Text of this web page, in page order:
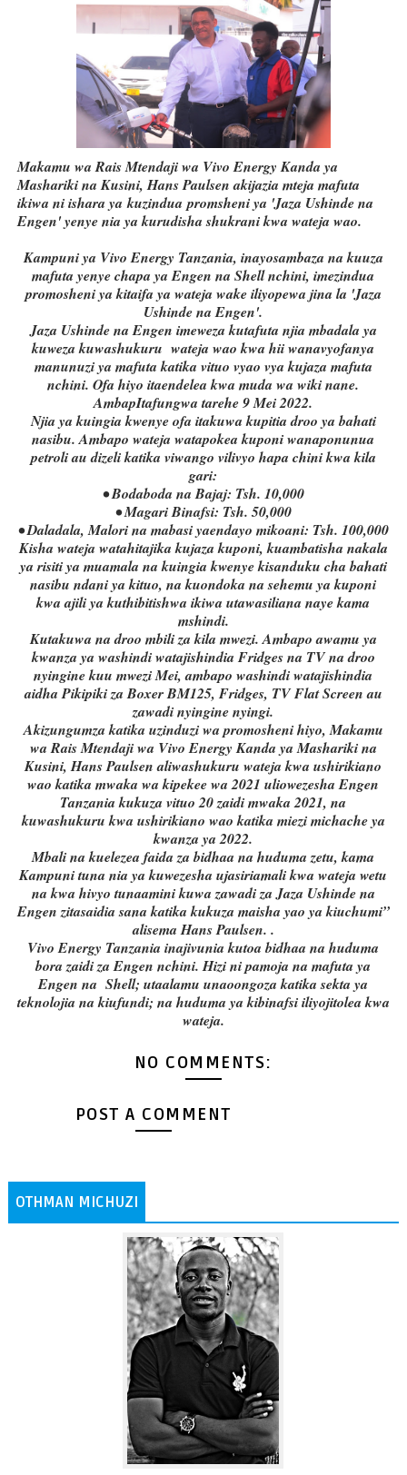
Makamu wa Rais Mtendaji wa Vivo Energy Kanda ya
Mashariki na Kusini, Hans Paulsen akijazia mteja mafuta
ikiwa ni ishara yakuzindua promsheni ya 'Jaza Ushinde na
Engen' yenye nia ya kurudisha shukrani kwa wateja wao.
Kampuni ya Vivo Energy Tanzania, inayosambaza na kuuza
mafuta yenye chapa ya Engen na Shell nchini, imezindua
promosheni ya kitaifa ya wateja wake iliyopewa jina la 'Jaza
Ushinde na Engen'.
Jaza Ushinde na Engen imeweza kutafuta njia mbadala ya
kuweza kuwashukuru wateja wao kwa hii wanavyofanya
manunuzi ya mafuta katika vituo vyao vya kujaza mafuta
nchini. Ofa hiyo itaendelea kwa muda wa wiki nane.
AmbapItafungwa tarehe 9 Mei 2022.
Njia ya kuingia kwenye ofa itakuwa kupitia droo ya bahati
nasibu. Ambapo wateja watapokea kuponi wanaponunua
petroli au dizeli katika viwango vilivyo hapa chini kwa kila
gari:
• Bodaboda na Bajaj: Tsh. 10,000
• Magari Binafsi: Tsh. 50,000
• Daladala, Malori na mabasi yaendayo mikoani: Tsh. 100,000
Kisha wateja watahitajika kujaza kuponi, kuambatisha nakala
ya risiti ya muamala na kuingia kwenye kisanduku cha bahati
nasibu ndani ya kituo, na kuondoka na sehemu ya kuponi
kwa ajili ya kuthibitishwa ikiwa utawasiliana naye kama
mshindi.
Kutakuwa na droo mbili za kila mwezi. Ambapo awamu ya
kwanza ya washindi watajishindia Fridges na TV na droo
nyingine kuu mwezi Mei, ambapo washindi watajishindia
aidha Pikipiki za Boxer BM125, Fridges, TV Flat Screen au
zawadi nyingine nyingi.
Akizungumza katika uzinduzi wa promosheni hiyo, Makamu
wa Rais Mtendaji wa Vivo Energy Kanda ya Mashariki na
Kusini, Hans Paulsen aliwashukuru wateja kwa ushirikiano
wao katika mwaka wa kipekee wa 2021 uliowezesha Engen
Tanzania kukuza vituo 20 zaidi mwaka 2021, na
kuwashukuru kwa ushirikiano wao katika miezi michache ya
kwanza ya 2022.
Mbali na kuelezea faida za bidhaa na huduma zetu, kama
Kampuni tuna nia ya kuwezesha ujasiriamali kwa wateja wetu
na kwa hivyo tunaamini kuwa zawadi za Jaza Ushinde na
Engen zitasaidia sana katika kukuza maisha yao ya kiuchumi”
alisema Hans Paulsen. .
Vivo Energy Tanzania inajivunia kutoa bidhaa na huduma
bora zaidi za Engen nchini. Hizi ni pamoja na mafuta ya
Engen na Shell; utaalamu unaoongoza katika sekta ya
teknolojia na kiufundi; na huduma ya kibinafsi iliyojitolea kwa
wateja.
NO COMMENTS:
POST A COMMENT
OTHMAN MICHUZI